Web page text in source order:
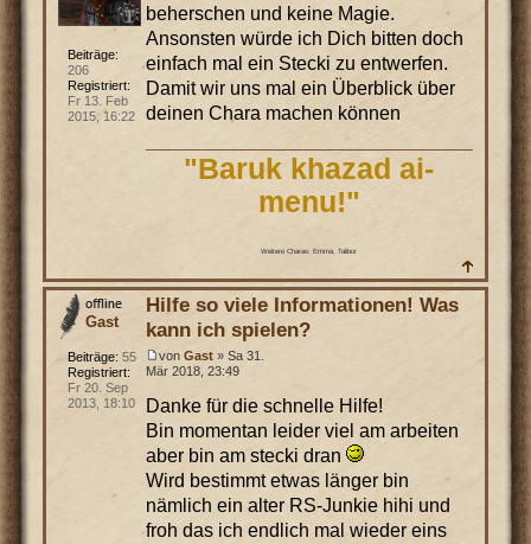
beherschen und keine Magie.
Ansonsten würde ich Dich bitten doch
einfach mal ein Stecki zu entwerfen.
Damit wir uns mal ein Überblick über
deinen Chara machen können
"Baruk khazad ai-
menu!"
Weitere Charas: Emma, Talibor
Beiträge:
206
Registriert:
Fr 13. Feb
2015, 16:22
Hilfe so viele Informationen! Was
kann ich spielen?
von Gast» Sa 31.
Mär 2018, 23:49
Danke für die schnelle Hilfe!
Bin momentan leider viel am arbeiten
aber bin am stecki dran
Wird bestimmt etwas länger bin
nämlich ein alter RS-Junkie hihi und
froh das ich endlich mal wieder eins
Gast
Beiträge: 55
Registriert:
Fr 20. Sep
2013, 18:10